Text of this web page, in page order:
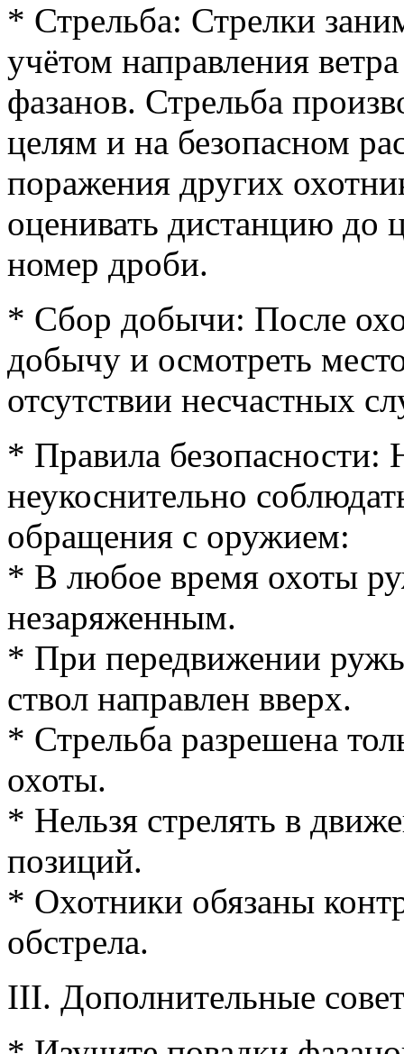
* Стрельба: Стрелки
учётом направления
фазанов. Стрельба
целям и на безопасном
поражения других
оценивать дистанцию до
номер дроби.
* Сбор добычи: После
добычу и осмотреть
отсутствии несчастных
* Правила безопасности:
неукоснительно
обращения с оружием:
* В любое время охоты
незаряженным.
* При передвижении
ствол направлен вверх.
* Стрельба разрешена
охоты.
* Нельзя стрелять в
позиций.
* Охотники обязаны
обстрела.
III. Дополнительные